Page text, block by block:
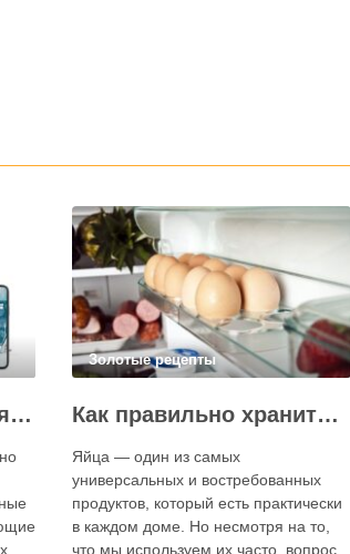
Кулинарная вселенная в цифре: топ-3 самых больших электронных книг рецептов
Золотые рецепты
Как правильно хранить яйца: в холодильнике или на полке?
Яйца — один из самых
универсальных и востребованных
продуктов, который есть практически
в каждом доме. Но несмотря на то,
что мы используем их часто, вопрос